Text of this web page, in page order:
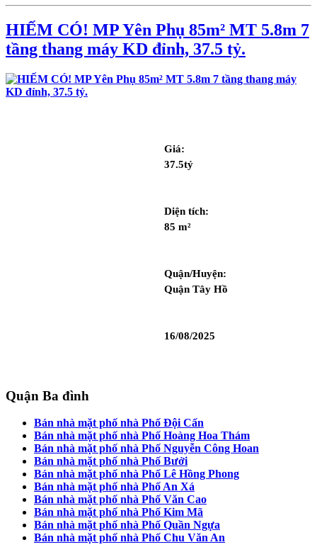
HIẾM CÓ! MP Yên Phụ 85m² MT 5.8m 7
tầng thang máy KD đỉnh, 37.5 tỷ.
Giá:
37.5tỷ
Diện tích:
85 m²
Quận/Huyện:
Quận Tây Hồ
16/08/2025
Quận Ba đình
Bán nhà mặt phố nhà Phố Đội Cấn
Bán nhà mặt phố nhà Phố Hoàng Hoa Thám
Bán nhà mặt phố nhà Phố Nguyễn Công Hoan
Bán nhà mặt phố nhà Phố Bưởi
Bán nhà mặt phố nhà Phố Lê Hồng Phong
Bán nhà mặt phố nhà Phố An Xá
Bán nhà mặt phố nhà Phố Văn Cao
Bán nhà mặt phố nhà Phố Kim Mã
Bán nhà mặt phố nhà Phố Quần Ngựa
Bán nhà mặt phố nhà Phố Chu Văn An